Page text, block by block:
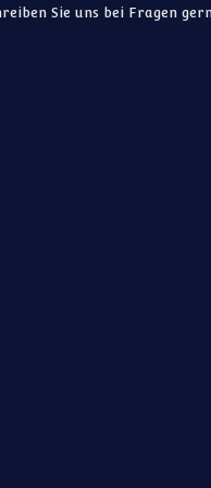
Sie uns bei Fragen